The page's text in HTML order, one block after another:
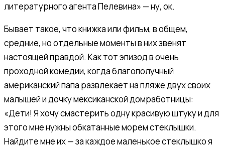
литературного агента Пелевина» — ну, ок.
Бывает такое, что книжка или фильм, в общем,
средние, но отдельные моменты в них звенят
настоящей правдой. Как тот эпизод в очень
проходной комедии, когда благополучный
американский папа развлекает на пляже двух своих
малышей и дочку мексиканской домработницы:
«Дети! Я хочу смастерить одну красивую штуку и для
этого мне нужны обкатанные морем стеклышки.
Найдите мне их — за каждое маленькое стеклышко я